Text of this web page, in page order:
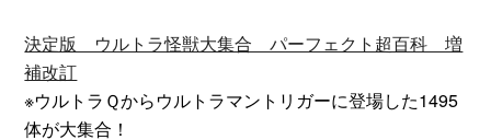
決定版 ウルトラ怪獣大集合 パーフェクト超百科 増
補改訂
※ウルトラＱからウルトラマントリガーに登場した1495
体が大集合！